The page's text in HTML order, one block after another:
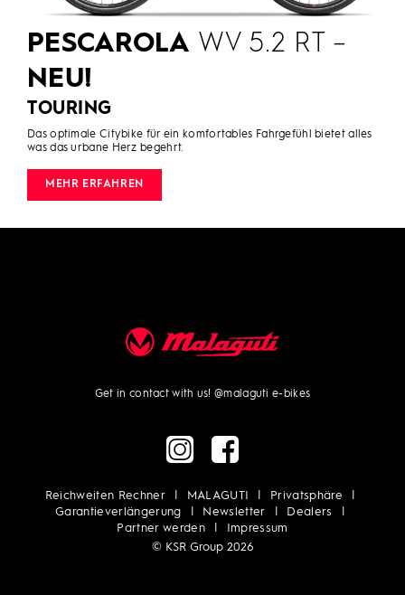
PESCAROLA WV 5.2 RT –
NEU!
TOURING
Das optimale Citybike für ein komfortables Fahrgefühl bietet alles
was das urbane Herz begehrt.
MEHR ERFAHREN
Get in contact with us!@malaguti e-bikes
Reichweiten Rechner MALAGUTI
Privatsphäre
Garantieverlängerung
Newsletter
Dealers
Partner werden
Impressum
© KSR Group 2026